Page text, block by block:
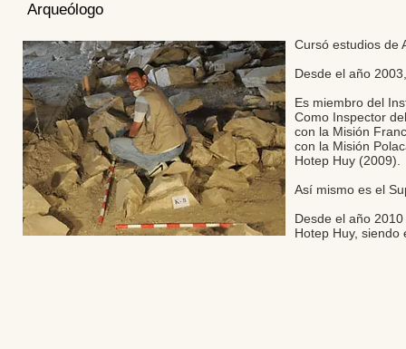
Arqueólogo
Cursó estudios de
Desde el año
Es miembro del
Como Inspector
con la Misión
con la Misión
Hotep Huy (2009).
Así mismo es el
Desde el año
Hotep Huy,